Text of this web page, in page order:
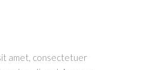
amet, consectetuer